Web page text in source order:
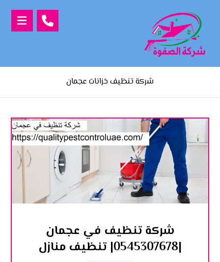
شركة تنظيف خزانات عجمان
شركة تنظيف في عجمان
|0545307678| تنظيف منازل